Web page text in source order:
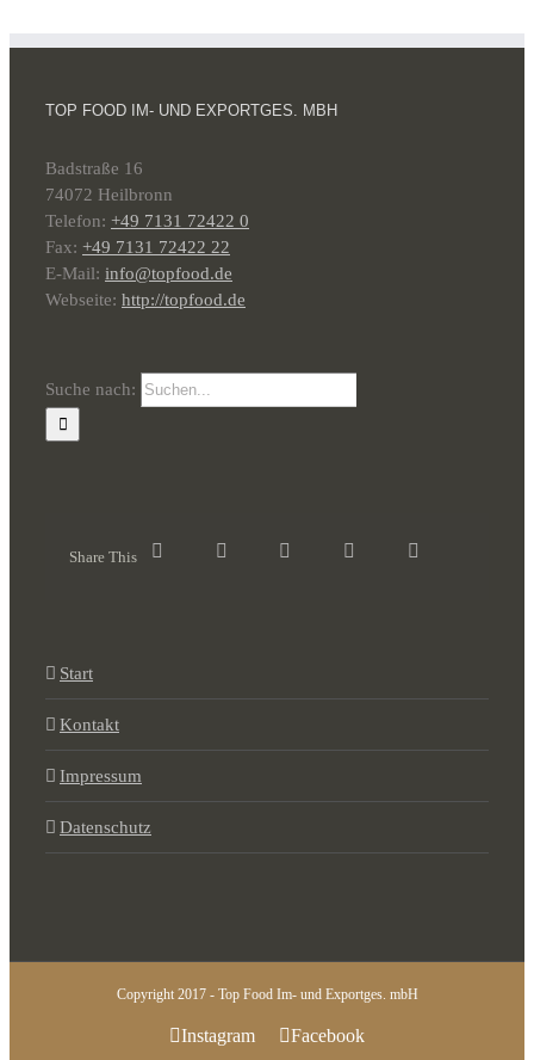
TOP FOOD IM- UND EXPORTGES. MBH
Badstraße 16
74072 Heilbronn
Telefon: +49 7131 72422 0
Fax: +49 7131 72422 22
E-Mail: info@topfood.de
Webseite: http://topfood.de
Suche nach:
Share This
Start
Kontakt
Impressum
Datenschutz
Copyright 2017 - Top Food Im- und Exportges. mbH
Instagram Facebook